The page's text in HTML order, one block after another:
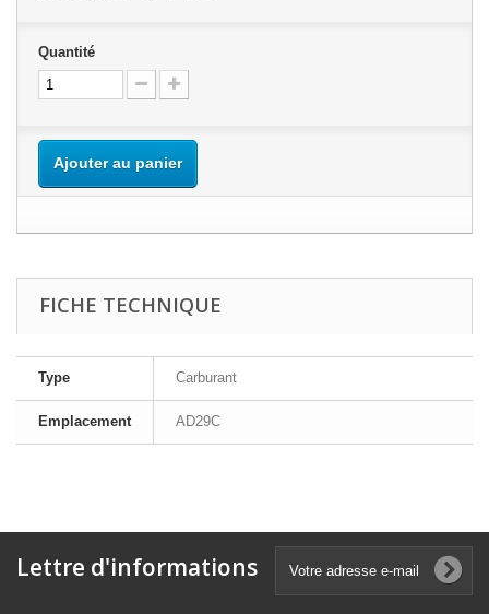
Quantité
Ajouter au panier
FICHE TECHNIQUE
Type Carburant
Emplacement AD29C
Lettre d'informations